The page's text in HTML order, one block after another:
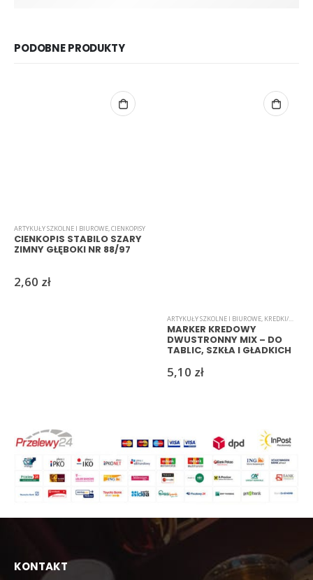
PODOBNE PRODUKTY
ARTYKUŁY SZKOLNE I BIUROWE,CIENKOPISY
CIENKOPIS STABILO SZARY
ZIMNY GŁĘBOKI NR 88/97
2,60 zł
ARTYKUŁY SZKOLNE I BIUROWE, KREDKI/MARKERY/PISAKI
MARKER KREDOWY
DWUSTRONNY MIX – DO
TABLIC, SZKŁA I GŁADKICH
5,10 zł
KONTAKT